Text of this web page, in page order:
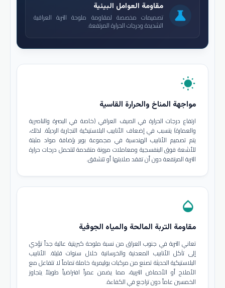
science
مقاومة العوامل البيئية
تصميمات مخصصة لمقاومة ملوحة التربة العراقية
الشديدة ودرجات الحرارة المرتفعة.
wb_sunny
مواجهة المناخ والحرارة القاسية
ارتفاع درجات الحرارة في الصيف العراقي (خاصة في البصرة والناصرية
والعمارة) يتسبب في إضعاف الأنابيب البلاستيكية التجارية الرديئة. لذلك،
يتم تصميم الأنابيب الهندسية في مجموعة بوير بإضافة مواد مثبتة
للأشعة فوق البنفسجية ومعاملات مرونة متقدمة لتتحمل درجات حرارة
التربة المرتفعة دون أن تفقد صلابتها أو تتشقق.
opacity
مقاومة التربة المالحة والمياه الجوفية
تعاني التربة في جنوب العراق من نسبة ملوحة كبريتية عالية جداً تؤدي
إلى تآكل الأنابيب المعدنية والخرسانية خلال سنوات قليلة. الأنابيب
البلاستيكية الحديثة تصنع من مركبات بوليمرية خاملة تماماً لا تتفاعل مع
الأملاح أو الأحماض التربية، مما يضمن عمراً افتراضياً طويلاً يتجاوز
الخمسين عاماً دون تراجع في الكفاءة.